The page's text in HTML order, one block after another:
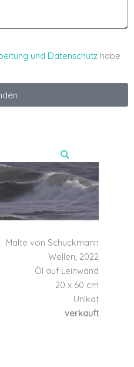
und Datenschutz habe
Malte von Schuckmann
Wellen, 2022
Öl auf Leinwand
20 x 60 cm
Unikat
verkauft